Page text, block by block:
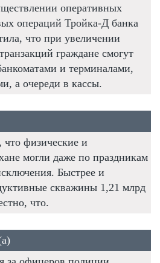
оперативных
операций Тройка-Д банка
что при увеличении
граждане смогут
и терминалами,
а очереди в кассы.
что физические и
могли даже по праздникам
Быстрее и
скважины 1,21 млрд
что.